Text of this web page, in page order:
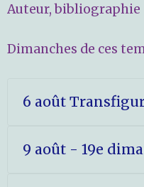
Auteur, bibliographie
Dimanches de ces
6 août
9 août - 19e